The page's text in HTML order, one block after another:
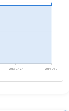
2013-07-27 2014-04-05